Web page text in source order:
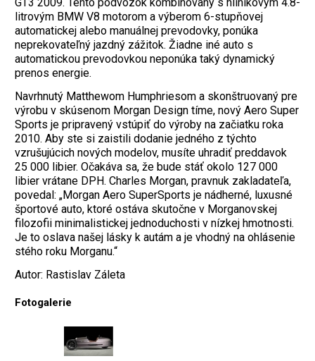
litrovým BMW V8 motorom a výberom 6-stupňovej
automatickej alebo manuálnej prevodovky, ponúka
neprekovateľný jazdný zážitok. Žiadne iné auto s
automatickou prevodovkou neponúka taký dynamický
prenos energie.
Navrhnutý Matthewom Humphriesom a skonštruovaný pre
výrobu v skúsenom Morgan Design tíme, nový Aero Super
Sports je pripravený vstúpiť do výroby na začiatku roka
2010. Aby ste si zaistili dodanie jedného z týchto
vzrušujúcich nových modelov, musíte uhradiť preddavok
25 000 libier. Očakáva sa, že bude stáť okolo 127 000
libier vrátane DPH. Charles Morgan, pravnuk zakladateľa,
povedal: „Morgan Aero SuperSports je nádherné, luxusné
športové auto, ktoré ostáva skutočne v Morganovskej
filozofii minimalistickej jednoduchosti v nízkej hmotnosti.
Je to oslava našej lásky k autám a je vhodný na ohlásenie
stého roku Morganu.“
Autor: Rastislav Záleta
Fotogalerie